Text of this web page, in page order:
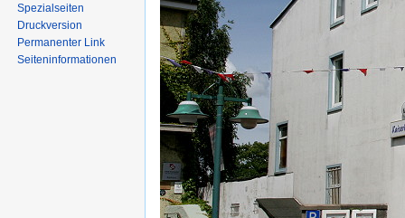
Spezialseiten
Druckversion
Permanenter Link
Seiten­informationen